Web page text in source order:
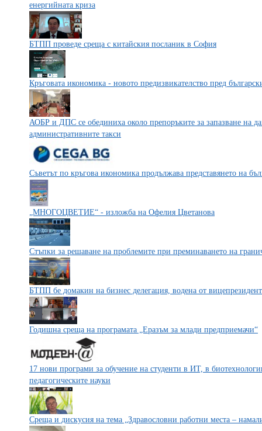
енергийната криза
БТПП проведе среща с китайския посланик в София
Кръговата икономика - новото предизвикателство пред
АОБР и ДПС се обединиха около препоръките за запазване на
административните такси
Съветът по кръгова икономика продължава представянето на
„МНОГОЦВЕТИЕ“ - изложба на Офелия Цветанова
Стъпки за решаване на проблемите при преминаването на
БТПП бе домакин на бизнес делегация, водена от
Годишна среща на програмата „Еразъм за млади предприемачи“
17 нови програми за обучение на студенти в ИТ, в
педагогическите науки
Среща и дискусия на тема „Здравословни работни места –